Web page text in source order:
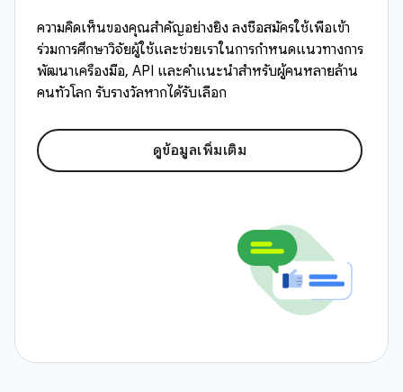
ความคิดเห็นของคุณสำคัญอย่างยิ่ง ลงชื่อสมัครใช้เพื่อเข้า
ร่วมการศึกษาวิจัยผู้ใช้และช่วยเราในการกำหนดแนวทางการ
พัฒนาเครื่องมือ, API และคำแนะนำสำหรับผู้คนหลายล้าน
คนทั่วโลก รับรางวัลหากได้รับเลือก
ดูข้อมูลเพิ่มเติม